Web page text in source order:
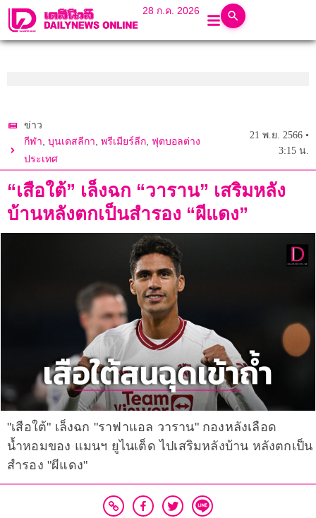
28 ก.ค. 2026
ข่าว
กีฬา, บุนเดสลีกา, พรีเมียร์ลีก, ฟุตบอลต่าง
ประเทศ
21 พ.ย. 2566 •
3:15 น.
“เสือใต้” เล็งฉก “วาราน” เสริมหลัง
บ้านหลังตกเป็นสำรอง “ผีแดง”
"เสือใต้" เล็งฉก "ราฟาแอล วาราน" กองหลังเลือด
น้ำหอมของ แมนฯ ยูไนเต็ด ไปเสริมหลังบ้าน หลังตกเป็น
สำรอง "ผีแดง"